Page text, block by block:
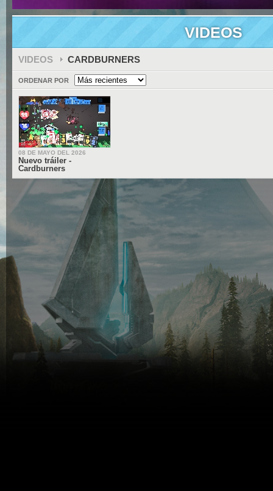
VIDEOS
VIDEOS CARDBURNERS
ORDENAR POR
08 DE MAYO DEL 2026
Nuevo tráiler -
Cardburners